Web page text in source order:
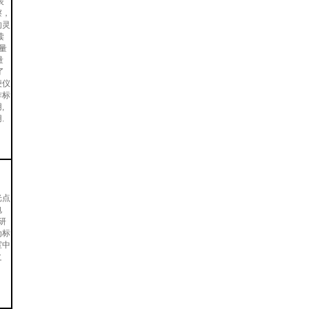
仪
标
,
.
点
标
中